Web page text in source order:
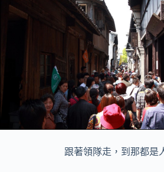
跟著領隊走，到那都是